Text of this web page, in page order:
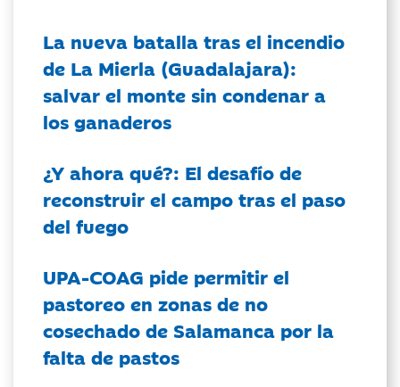
La nueva batalla tras el incendio
de La Mierla (Guadalajara):
salvar el monte sin condenar a
los ganaderos
¿Y ahora qué?: El desafío de
reconstruir el campo tras el paso
del fuego
UPA-COAG pide permitir el
pastoreo en zonas de no
cosechado de Salamanca por la
falta de pastos